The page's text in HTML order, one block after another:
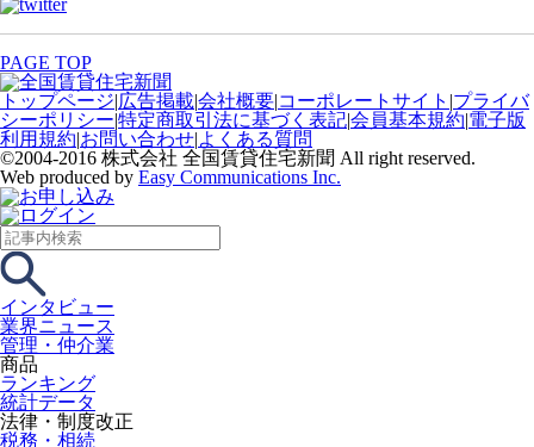
PAGE TOP
トップページ|広告掲載|会社概要|コーポレートサイト |プライバ
シーポリシー|特定商取引法に基づく表記|会員基本規約|電子版
利用規約|お問い合わせ|よくある質問
©2004-2016 株式会社 全国賃貸住宅新聞 All right reserved.
Web produced by Easy Communications Inc.
インタビュー
業界ニュース
管理・仲介業
商品
ランキング
統計データ
法律・制度改正
税務・相続